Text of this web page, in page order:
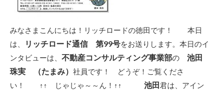
みなさまこんにちは！リッチロードの徳田です！ 本日
は、
リッチロード通信 第99号をお送りします。本日のイ
ンタビューは、 不動産コンサルティング事業部の 池田
珠実 （たまみ） 社員です！ どうぞ！ご覧くださ
い！ ↑↑ じゃじゃ～～ん！↑↑ 池田君は、アイン